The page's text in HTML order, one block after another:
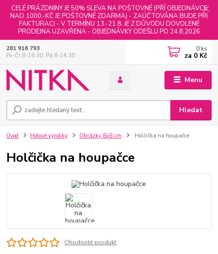
CELÉ PRÁZDNINY JE 50% SLEVA NA POŠTOVNÉ (PŘÍ OBJEDNÁVCE
NAD 1000,-KČ JE POŠTOVNÉ ZDARMA) - ZAÚČTOVÁNA BUDE PŘI
FAKTURACI - V TERMÍNU 13.-21.8. JE Z DŮVODU DOVOLENÉ
PRODEJNA UZAVŘENA - OBJEDNÁVKY ODEŠLU PO 24.8.2026
Menu
Hledat
281 916 793
Po-Čt 8-16:30, Pá 8-14:30
0 ks
za 0 Kč
Úvod Hotové výrobky Obrázky 8x8 cm Holčička na houpačce
Holčička na houpačce
Ohodnotit produkt